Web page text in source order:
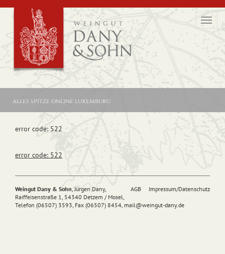
alles spitze online luxemburg
error code: 522
error code: 522
AGB Impressum/Datenschutz
Weingut Dany & Sohn, Jürgen Dany,
Raiffeisenstraße 1, 54340 Detzem / Mosel,
Telefon (06507) 3593, Fax (06507) 8454, mail@weingut-dany.de